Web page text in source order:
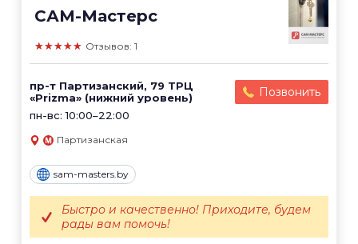
САМ-Мастерс
★★★★★ Отзывов: 1
пр-т Партизанский, 79 ТРЦ
«Prizma» (нижний уровень)
пн-вс: 10:00–22:00
Позвонить
Партизанская
sam-masters.by
Быстро и качественно! Приходите, будем
рады вам помочь!